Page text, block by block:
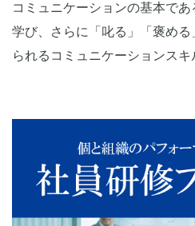
コミュニケーションの基本で
学び、さらに「叱る」「褒め
られるコミュニケーションスキ